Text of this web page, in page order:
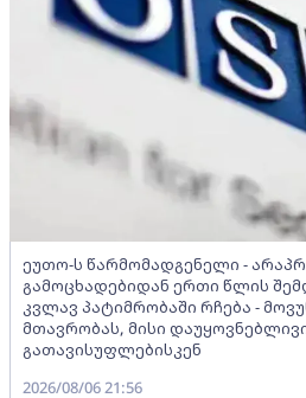
ეუთო-ს წარმომადგენელი -
გამოცხადებიდან ერთი წლის
კვლავ პატიმრობაში რჩება -
მთავრობას, მისი
გათავისუფლებისკენ
2026/08/06 21:56